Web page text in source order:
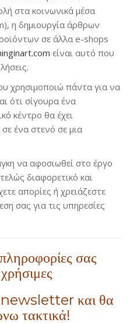
στα κοινωνικά μέσα
η δημιουργία άρθρων
σε άλλα e-shops
είναι αυτό που
χρησιμοποιώ πάντα για να
ότι σίγουρα ένα
κέντρο θα έχει
ένα στενό σε μια
να αφοσιωθεί στο έργο
διαφορετικό και
απορίες ή χρειάζεστε
σας για τις υπηρεσίες
σας
newsletter και θα
τακτικά!